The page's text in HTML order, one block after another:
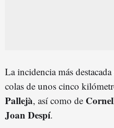
La incidencia más
colas de unos cinco
Pallejà, así como de
Joan Despí.